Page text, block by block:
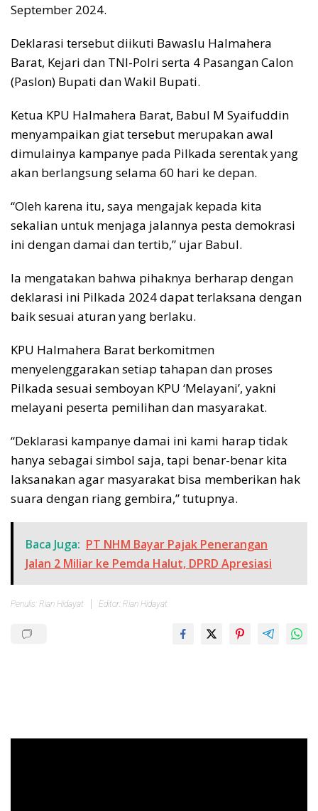
September 2024.
Deklarasi tersebut diikuti Bawaslu Halmahera
Barat, Kejari dan TNI-Polri serta 4 Pasangan Calon
(Paslon) Bupati dan Wakil Bupati.
Ketua KPU Halmahera Barat, Babul M Syaifuddin
menyampaikan giat tersebut merupakan awal
dimulainya kampanye pada Pilkada serentak yang
akan berlangsung selama 60 hari ke depan.
“Oleh karena itu, saya mengajak kepada kita
sekalian untuk menjaga jalannya pesta demokrasi
ini dengan damai dan tertib,” ujar Babul.
Ia mengatakan bahwa pihaknya berharap dengan
deklarasi ini Pilkada 2024 dapat terlaksana dengan
baik sesuai aturan yang berlaku.
KPU Halmahera Barat berkomitmen
menyelenggarakan setiap tahapan dan proses
Pilkada sesuai semboyan KPU ‘Melayani’, yakni
melayani peserta pemilihan dan masyarakat.
“Deklarasi kampanye damai ini kami harap tidak
hanya sebagai simbol saja, tapi benar-benar kita
laksanakan agar masyarakat bisa memberikan hak
suara dengan riang gembira,” tutupnya.
Baca Juga: PT NHM Bayar Pajak Penerangan
Jalan 2 Miliar ke Pemda Halut, DPRD Apresiasi
Penulis: Rian Hidayat Editor: Rian Hidayat